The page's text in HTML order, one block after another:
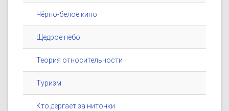
Чёрно-белое кино
Щедрое небо
Теория относительности
Туризм
Кто дёргает за ниточки